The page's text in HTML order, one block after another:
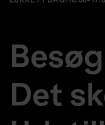
Footer
large
menu
Besøg
Det